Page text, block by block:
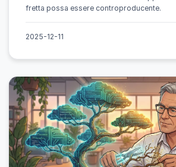
fretta possa essere controproducente.
2025-12-11